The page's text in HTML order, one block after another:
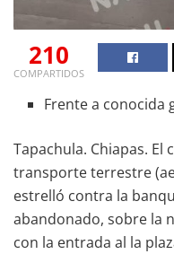
210
COMPARTIDOS
Frente a conocida
Tapachula. Chiapas.
transporte terrestre
estrelló contra la
abandonado, sobre la
con la entrada al la